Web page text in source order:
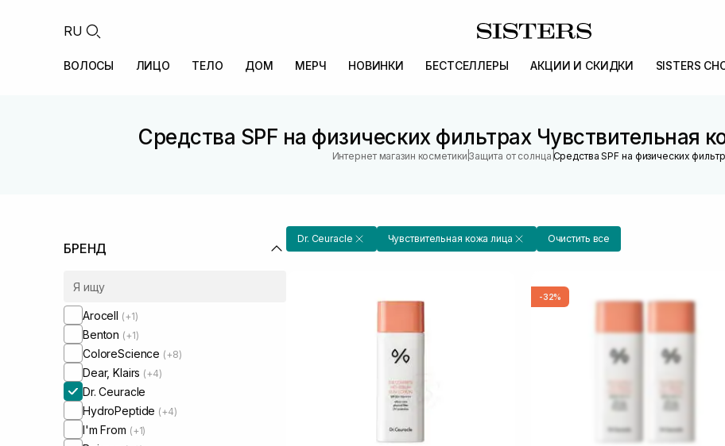
RU
ВОЛОСЫ ЛИЦО ТЕЛО ДОМ МЕРЧ НОВИНКИ БЕСТСЕЛЛЕРЫ АКЦИИ И СКИДКИ SISTERS
Средства SPF на физических фильтрах Чувствительная
Интернет магазин косметики |Защита от солнца |Средства SPF на физических
БРЕНД
Arocell (+1)
Benton (+1)
ColoreScience (+8)
Dear, Klairs (+4)
Dr. Ceuracle
HydroPeptide (+4)
I'm From (+1)
Dr. Ceuracle Чувствительная кожа лица Очистить все
-32%